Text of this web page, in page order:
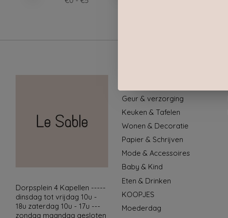
Dorpsplein 4 Kapellen -----
dinsdag tot vrijdag 10u -
18u zaterdag 10u - 17u ---
zondag maandag gesloten
Geur & verzorging
Keuken & Tafelen
Wonen & Decoratie
Papier & Schrijven
Mode & Accessoires
Baby & Kind
Eten & Drinken
KOOPJES
Moederdag